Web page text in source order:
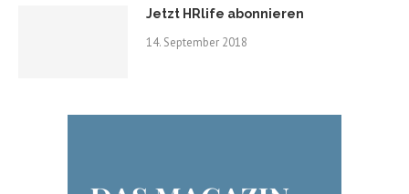
Jetzt HRlife abonnieren
14. September 2018